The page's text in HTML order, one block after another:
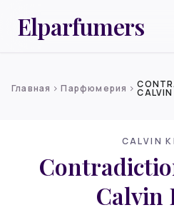
Elparfumers
Главная chevron_rightПарфюмерия chevron_right
CALVIN
Calvin